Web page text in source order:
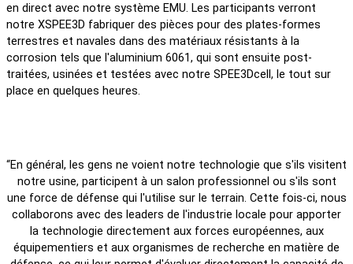
en direct avec notre système EMU. Les participants verront
notre XSPEE3D fabriquer des pièces pour des plates-formes
terrestres et navales dans des matériaux résistants à la
corrosion tels que l'aluminium 6061, qui sont ensuite post-
traitées, usinées et testées avec notre SPEE3Dcell, le tout sur
place en quelques heures.
“En général, les gens ne voient notre technologie que s'ils visitent
notre usine, participent à un salon professionnel ou s'ils sont
une force de défense qui l'utilise sur le terrain. Cette fois-ci, nous
collaborons avec des leaders de l'industrie locale pour apporter
la technologie directement aux forces européennes, aux
équipementiers et aux organismes de recherche en matière de